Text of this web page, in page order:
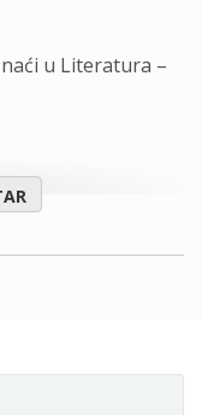
u Literatura –